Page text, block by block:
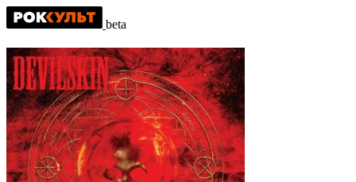
beta